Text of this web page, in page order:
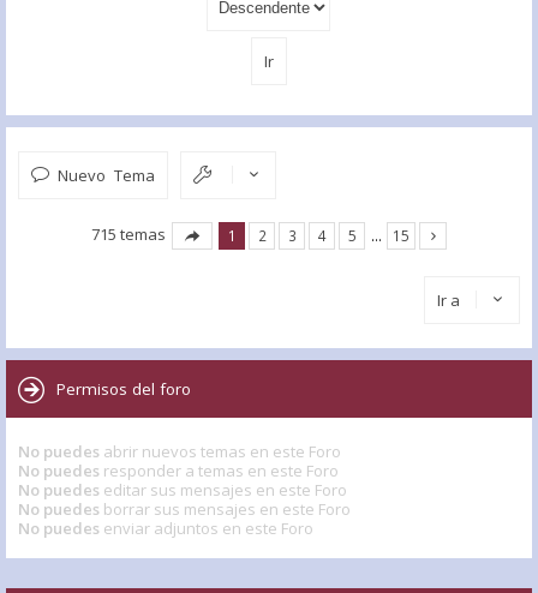
Nuevo Tema
715 temas 1 2 3 4 5 … 15
Ir a
Permisos del foro
No puedes abrir nuevos temas en este Foro
No puedes responder a temas en este Foro
No puedes editar sus mensajes en este Foro
No puedes borrar sus mensajes en este Foro
No puedes enviar adjuntos en este Foro